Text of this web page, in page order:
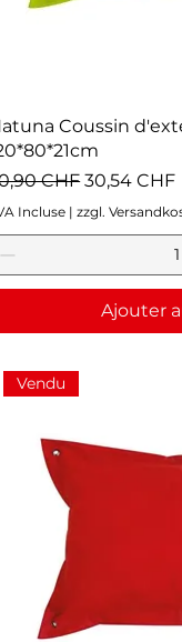
Coussin
original
CHF Prix
30,54 CHF
Incluse |zzgl.
Ajouter
Vendu